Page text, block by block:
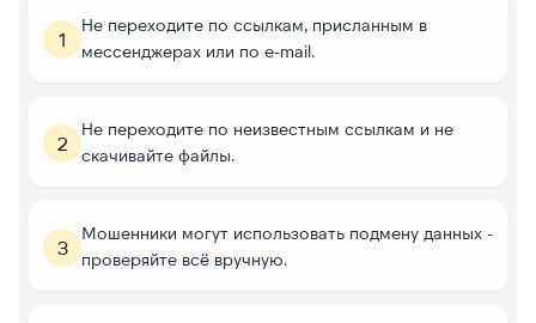
1
Не переходите по ссылкам, присланным в
мессенджерах или по e-mail.
2
Не переходите по неизвестным ссылкам и не
скачивайте файлы.
3
Мошенники могут использовать подмену данных -
проверяйте всё вручную.